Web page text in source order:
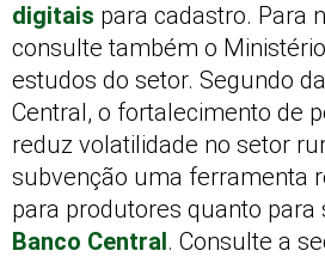
digitais para cadastro. Para
consulte também o
estudos do setor. Segundo
Central, o fortalecimento de
reduz volatilidade no setor
subvenção uma ferramenta
para produtores quanto para
Banco Central. Consulte a